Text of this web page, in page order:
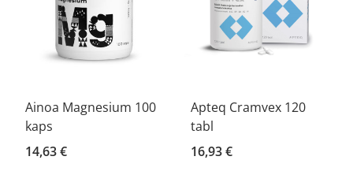
Ainoa Magnesium 100
kaps
14,63 €
Apteq Cramvex 120
tabl
16,93 €